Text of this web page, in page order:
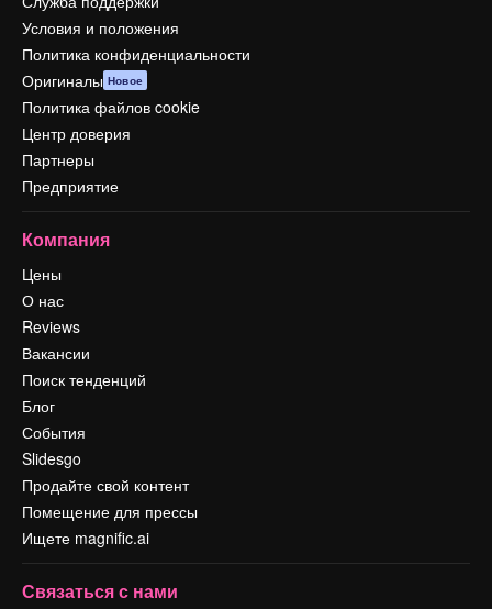
Условия и положения
Политика конфиденциальности
Оригиналы Новое
Политика файлов cookie
Центр доверия
Партнеры
Предприятие
Компания
Цены
О нас
Reviews
Вакансии
Поиск тенденций
Блог
События
Slidesgo
Продайте свой контент
Помещение для прессы
Ищете magnific.ai
Связаться с нами